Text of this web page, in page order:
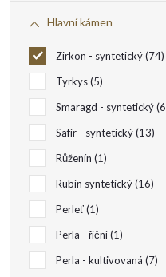
Hlavní kámen
Zirkon - syntetický 74
Tyrkys 5
Smaragd - syntetický 6
Safír - syntetický 13
Růženín 1
Rubín syntetický 16
Perleť 1
Perla - říční 1
Perla - kultivovaná 7